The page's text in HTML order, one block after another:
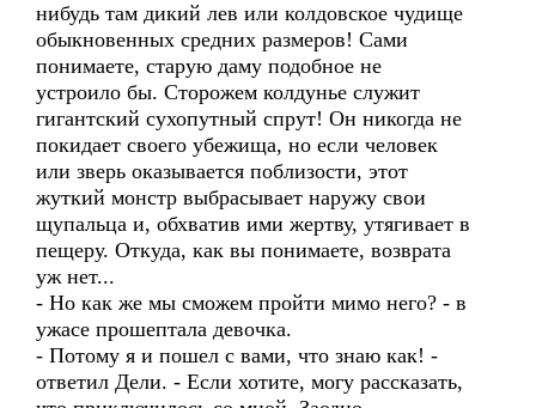
нибудь там дикий лев или колдовское чудище
обыкновенных средних размеров! Сами
понимаете, старую даму подобное не
устроило бы. Сторожем колдунье служит
гигантский сухопутный спрут! Он никогда не
покидает своего убежища, но если человек
или зверь оказывается поблизости, этот
жуткий монстр выбрасывает наружу свои
щупальца и, обхватив ими жертву, утягивает в
пещеру. Откуда, как вы понимаете, возврата
уж нет...
- Но как же мы сможем пройти мимо него? - в
ужасе прошептала девочка.
- Потому я и пошел с вами, что знаю как! -
ответил Дели. - Если хотите, могу рассказать,